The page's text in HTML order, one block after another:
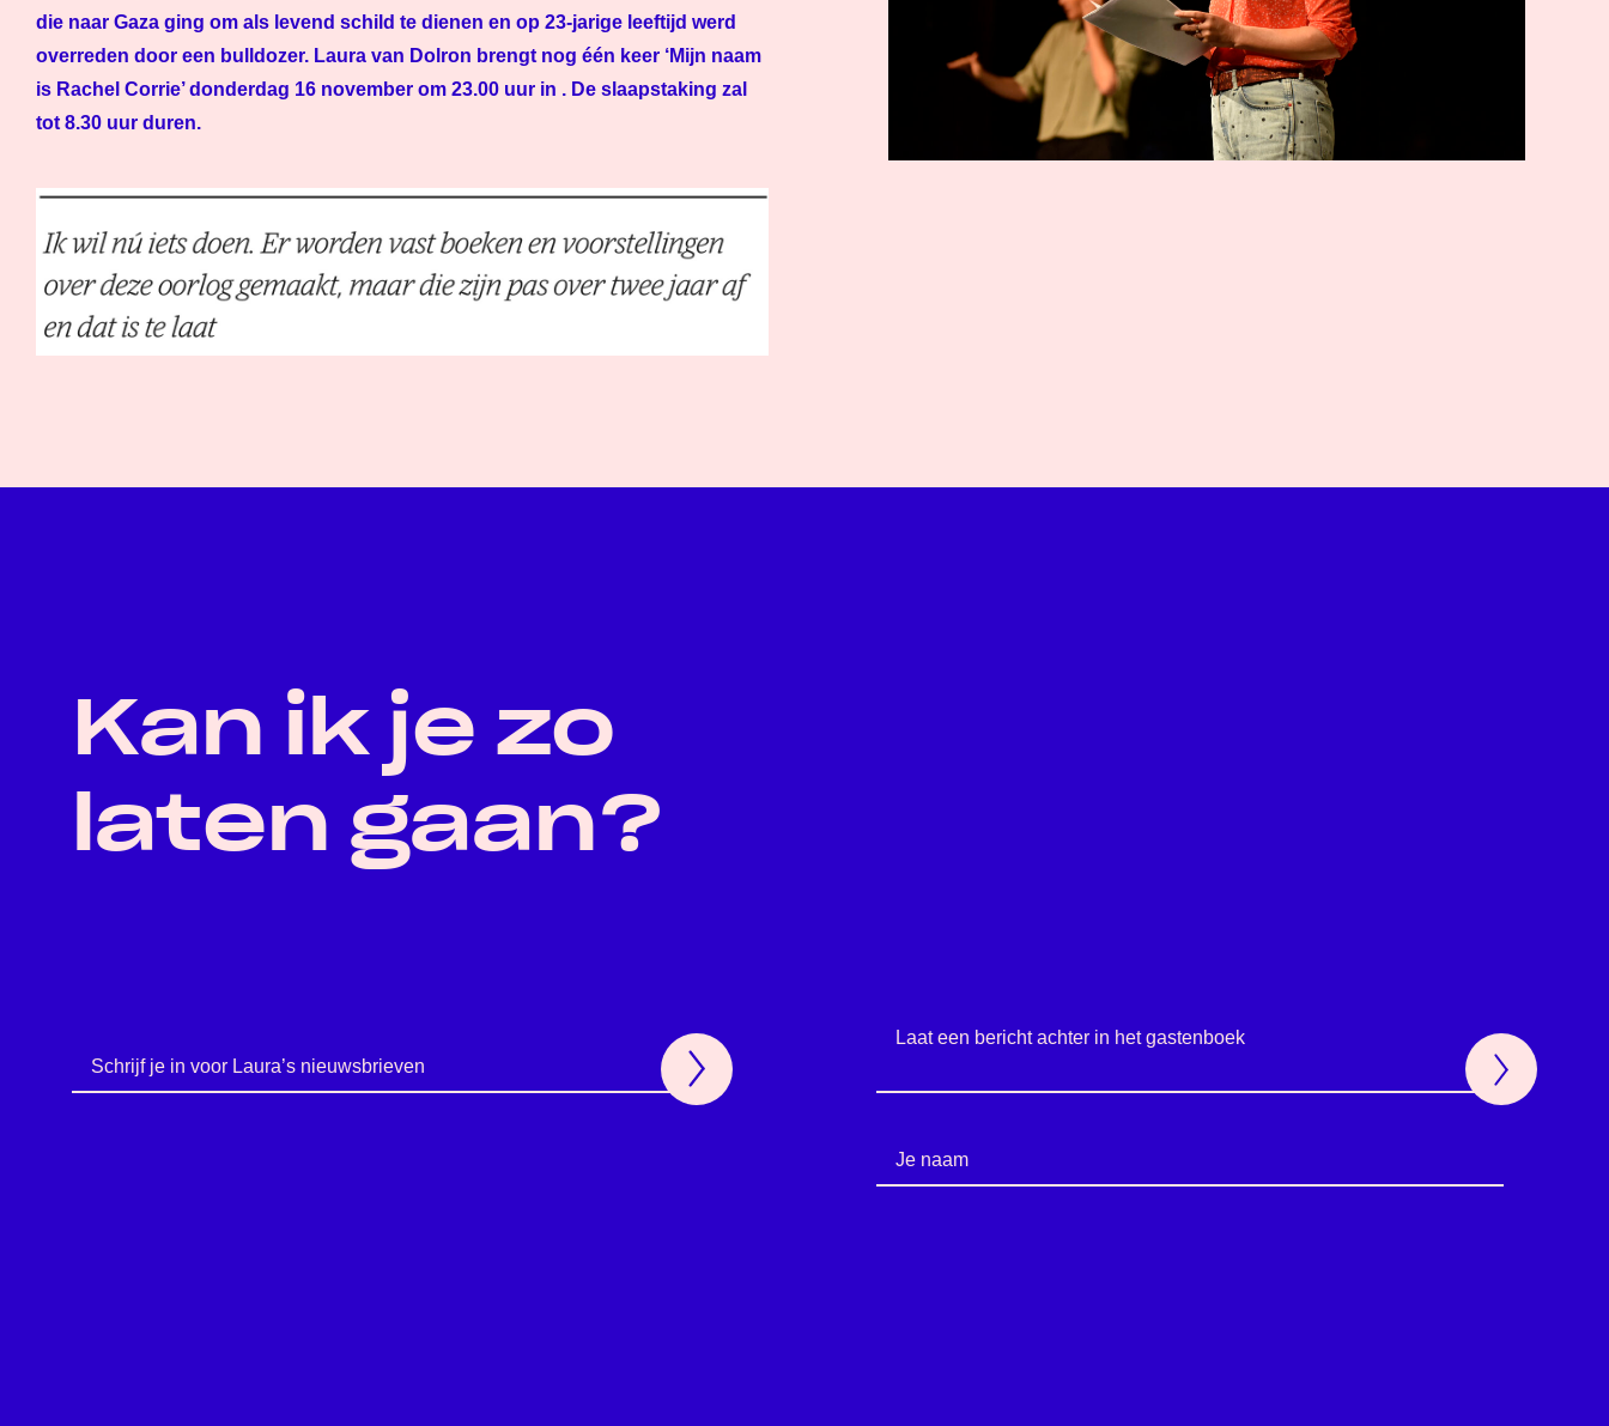
die naar Gaza ging om als levend schild te dienen en op 23-jarige leeftijd werd
overreden door een bulldozer. Laura van Dolron brengt nog één keer ‘Mijn naam
is Rachel Corrie’ donderdag 16 november om 23.00 uur in . De slaapstaking zal
tot 8.30 uur duren.
Kan ik je zo
laten gaan?